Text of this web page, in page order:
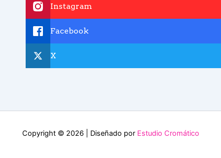
Instagram
Facebook
X
Copyright © 2026 | Diseñado por Estudio Cromático